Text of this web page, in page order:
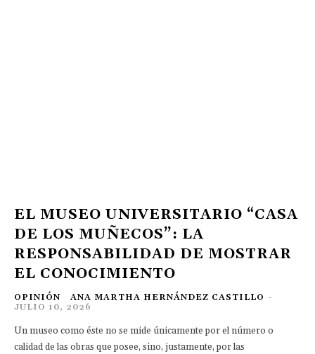
EL MUSEO UNIVERSITARIO “CASA
DE LOS MUÑECOS”: LA
RESPONSABILIDAD DE MOSTRAR
EL CONOCIMIENTO
OPINIÓN ANA MARTHA HERNÁNDEZ CASTILLO -
JULIO 10, 2026
Un museo como éste no se mide únicamente por el número o
calidad de las obras que posee, sino, justamente, por las